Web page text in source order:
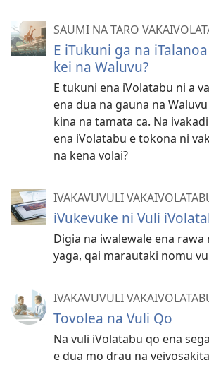
SAUMI NA TARO
E iTukuni ga na
kei na Waluvu?
E tukuni ena iVolatabu ni a
ena dua na gauna na
kina na tamata ca. Na
ena iVolatabu e tokona ni
na kena volai?
IVAKAVUVULI
iVukevuke ni Vuli
Digia na iwalewale ena
yaga, qai marautaki nomu
IVAKAVUVULI
Tovolea na Vuli Qo
Na vuli iVolatabu qo ena
e dua mo drau na